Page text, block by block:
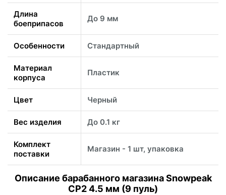
Длина
боеприпасов
До 9 мм
Особенности Стандартный
Материал
корпуса
Пластик
Цвет Черный
Вес изделия До 0.1 кг
Комплект
поставки
Магазин - 1 шт, упаковка
Описание барабанного магазина Snowpeak
CP2 4.5 мм (9 пуль)